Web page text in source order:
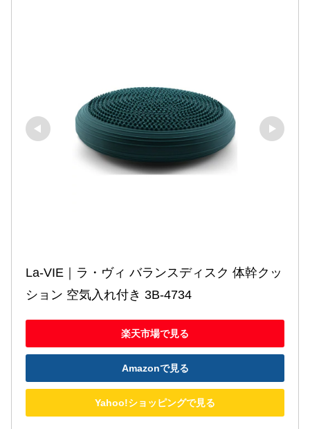
La-VIE｜ラ・ヴィ バランスディスク 体幹クッ
ション 空気入れ付き 3B-4734
楽天市場で見る
Amazonで見る
Yahoo!ショッピングで見る